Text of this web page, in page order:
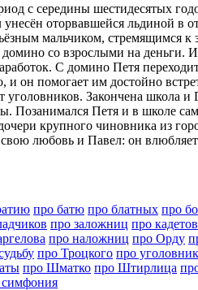
с середины шестидесятых
оторвавшейся льдиной в
мальчиком, стремящимся к
со взрослыми на деньги.
С домино Петя
и он помогает им достойно
уголовников. Закончена школа
Позанимался Петя и в школе
крупного чиновника из
любовь и Павел: он
про батю про блатных про
про заложниц про кадетов
про наложниц про Орду
про Троцкого про
про Шматко про Штирлица